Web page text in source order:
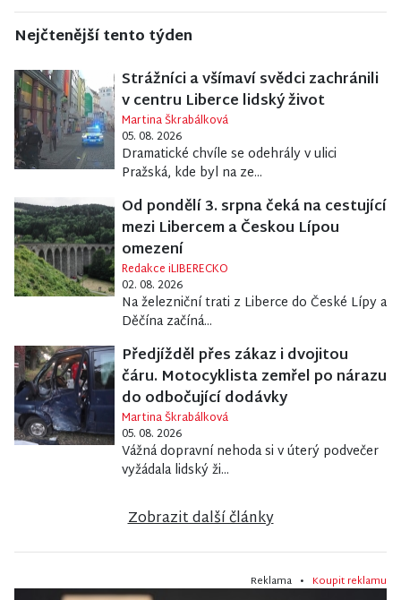
Nejčtenější tento týden
Strážníci a všímaví svědci zachránili
v centru Liberce lidský život
Martina Škrabálková
05. 08. 2026
Dramatické chvíle se odehrály v ulici
Pražská, kde byl na ze...
Od pondělí 3. srpna čeká na cestující
mezi Libercem a Českou Lípou
omezení
Redakce iLIBERECKO
02. 08. 2026
Na železniční trati z Liberce do České Lípy a
Děčína začíná...
Předjížděl přes zákaz i dvojitou
čáru. Motocyklista zemřel po nárazu
do odbočující dodávky
Martina Škrabálková
05. 08. 2026
Vážná dopravní nehoda si v úterý podvečer
vyžádala lidský ži...
Zobrazit další články
Reklama • Koupit reklamu